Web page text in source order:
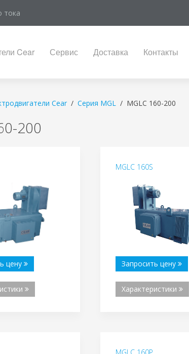
тока
Cear Сервис Доставка Контакты
Cear Серия MGL MGLС 160-200
200
цену
MGLC 160S
Запросить цену
Характеристики